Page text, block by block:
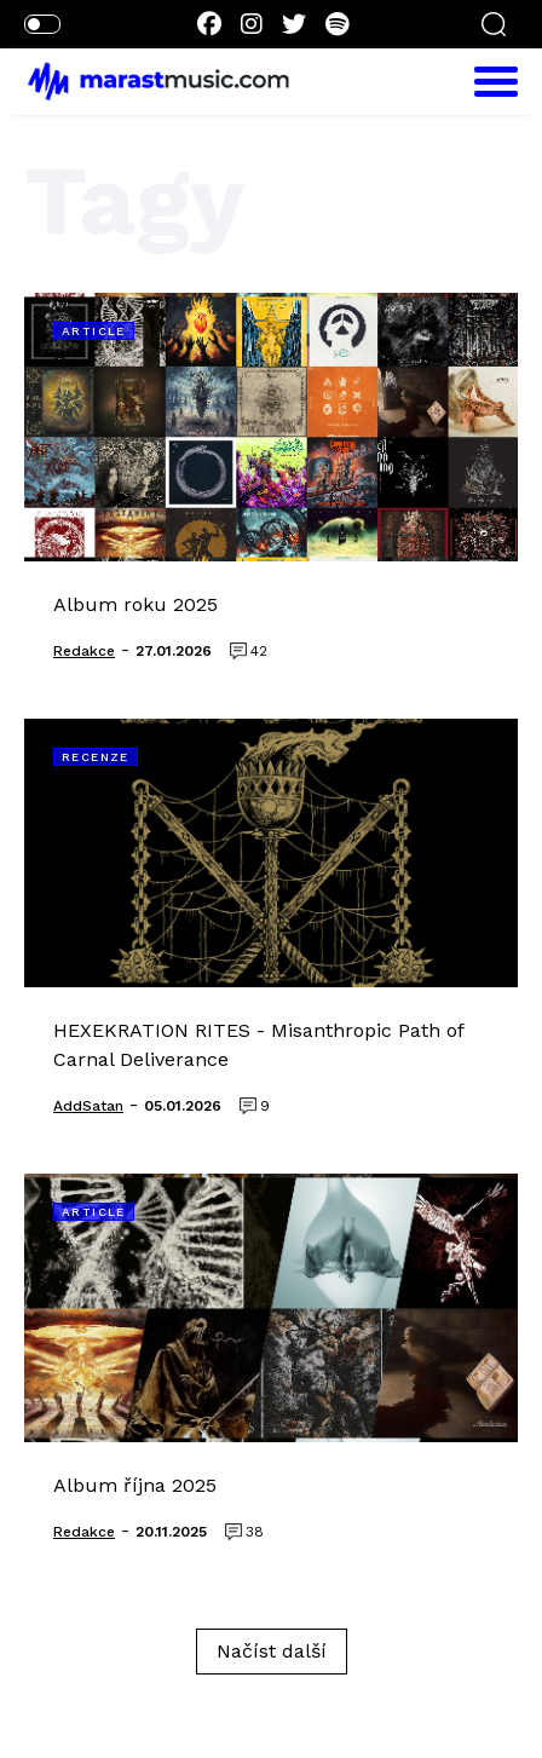
ARTICLE
Album roku 2025
Redakce - 27.01.2026 42
RECENZE
HEXEKRATION RITES - Misanthropic Path of
Carnal Deliverance
AddSatan - 05.01.2026 9
ARTICLE
Album října 2025
Redakce - 20.11.2025 38
Načíst další